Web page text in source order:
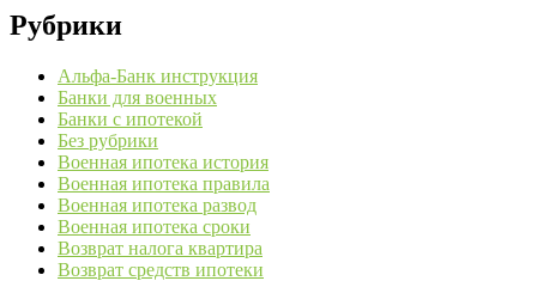
Рубрики
Альфа-Банк инструкция
Банки для военных
Банки с ипотекой
Без рубрики
Военная ипотека история
Военная ипотека правила
Военная ипотека развод
Военная ипотека сроки
Возврат налога квартира
Возврат средств ипотеки